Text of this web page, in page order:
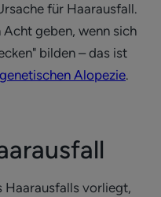
für Haarausfall.
geben, wenn sich
bilden – das ist
Alopezie.
Haarausfalls vorliegt,